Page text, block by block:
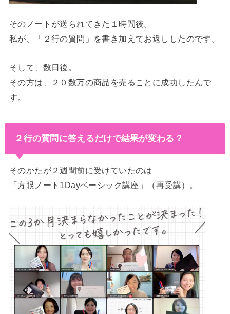
そのノートが送られてきた１時間後。
私が、「２行の質問」を書き加えてお返ししたのです。
そして、数日後。
その方は、２０数万の商品を売ることに成功したんで
す。
２行の質問に答えるだけで結果が変わる？
そのかたが２週間前に受けていたのは
「方眼ノート1Dayベーシック講座」（再受講）。